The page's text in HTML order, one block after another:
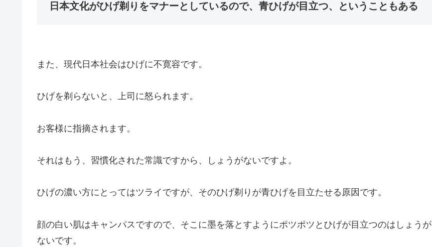
日本文化がひげ剃りをマナーとしているので、青ひげが目立つ、ということもある
また、現代日本社会はひげに不寛容です。
ひげを剃らないと、上司に怒られます。
お客様に指摘されます。
それはもう、習慣化された常識ですから、しょうがないですよ。
ひげの濃い方にとってはツライですが、そのひげ剃りが青ひげを目立たせる原因です。
顔の白い肌はキャンパスですので、そこに墨を落とすようにポツポツとひげが目立つのはしょうが
ないです。